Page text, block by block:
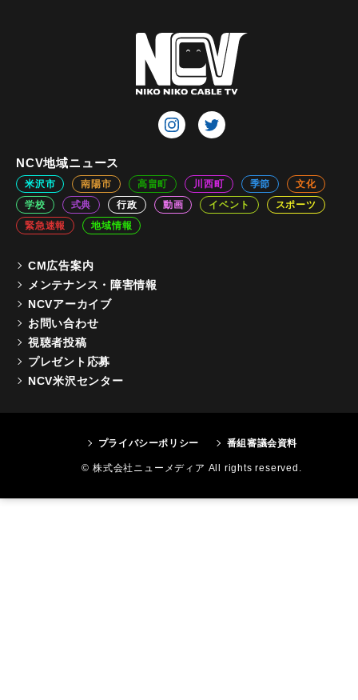
NCV地域ニュース
米沢市 南陽市 高畠町 川西町 季節
文化
学校
式典 行政 動画 イベント
スポーツ
緊急速報
地域情報
CM広告案内
メンテナンス・障害情報
NCVアーカイブ
お問い合わせ
視聴者投稿
プレゼント応募
NCV米沢センター
プライバシーポリシー 番組審議会資料
© 株式会社ニューメディア All rights reserved.